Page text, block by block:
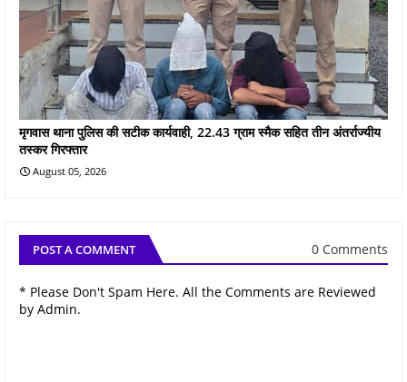
मृगवास थाना पुलिस की सटीक कार्यवाही, 22.43 ग्राम स्मैक सहित तीन अंतर्राज्यीय
तस्कर गिरफ्तार
August 05, 2026
POST A COMMENT 0 Comments
* Please Don't Spam Here. All the Comments are Reviewed
by Admin.